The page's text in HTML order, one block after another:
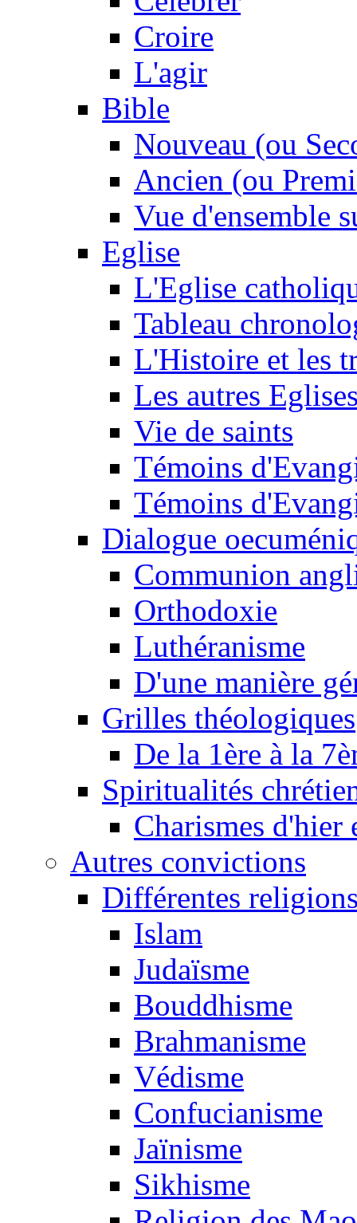
Croire
L'agir
Bible
Nouveau (ou
Ancien (ou
Vue d'ensemble
Eglise
L'Eglise
Tableau
L'Histoire et les
Les autres
Vie de saints
Témoins
Témoins
Dialogue
Communion
Orthodoxie
Luthéranisme
D'une manière
Grilles théologiques
De la 1ère à la
Spiritualités
Charismes
Autres convictions
Différentes
Islam
Judaïsme
Bouddhisme
Brahmanisme
Védisme
Confucianisme
Jaïnisme
Sikhisme